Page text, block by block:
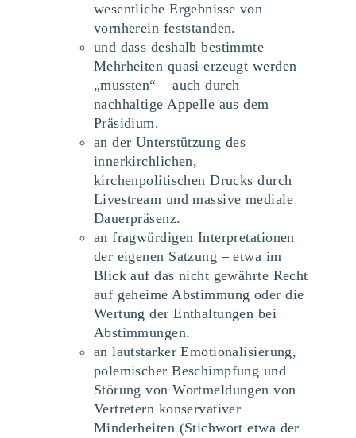
wesentliche Ergebnisse von
vornherein feststanden.
und dass deshalb bestimmte
Mehrheiten quasi erzeugt werden
„mussten“ – auch durch
nachhaltige Appelle aus dem
Präsidium.
an der Unterstützung des
innerkirchlichen,
kirchenpolitischen Drucks durch
Livestream und massive mediale
Dauerpräsenz.
an fragwürdigen Interpretationen
der eigenen Satzung – etwa im
Blick auf das nicht gewährte Recht
auf geheime Abstimmung oder die
Wertung der Enthaltungen bei
Abstimmungen.
an lautstarker Emotionalisierung,
polemischer Beschimpfung und
Störung von Wortmeldungen von
Vertretern konservativer
Minderheiten (Stichwort etwa der